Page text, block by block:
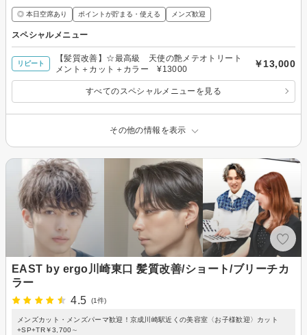
◎ 本日空席あり ポイントが貯まる・使える メンズ歓迎
スペシャルメニュー
リピート
【髪質改善】☆最高級 天使の艶メテオトリート
メント＋カット＋カラー ¥13000
￥13,000
すべてのスペシャルメニューを見る
その他の情報を表示
EAST by ergo川崎東口 髪質改善/ショート/ブリーチカ
ラー
4.5
(1件)
メンズカット・メンズパーマ歓迎！京成川崎駅近くの美容室〈お子様歓迎〉カット
+SP+TR￥3,700∼